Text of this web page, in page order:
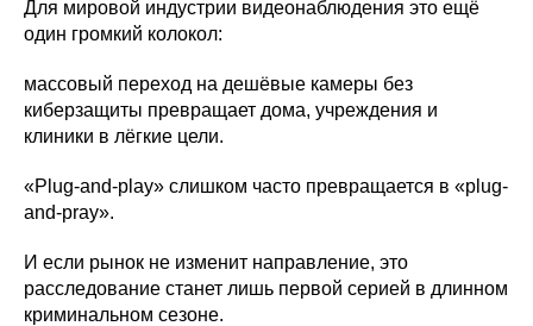
Для мировой индустрии видеонаблюдения это ещё
один громкий колокол:
массовый переход на дешёвые камеры без
киберзащиты превращает дома, учреждения и
клиники в лёгкие цели.
«Plug-and-play» слишком часто превращается в «plug-
and-pray».
И если рынок не изменит направление, это
расследование станет лишь первой серией в длинном
криминальном сезоне.